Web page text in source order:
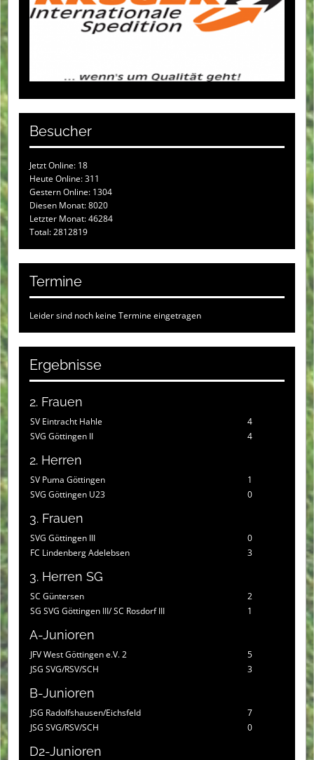
Besucher
Jetzt Online: 18
Heute Online: 311
Gestern Online: 1304
Diesen Monat: 8020
Letzter Monat: 46284
Total: 2812819
Termine
Leider sind noch keine Termine eingetragen
Ergebnisse
2. Frauen
SV Eintracht Hahle
4
SVG Göttingen II
4
2. Herren
SV Puma Göttingen
1
SVG Göttingen U23
0
3. Frauen
SVG Göttingen III
0
FC Lindenberg Adelebsen
3
3. Herren SG
SC Güntersen
2
SG SVG Göttingen III/ SC Rosdorf III
1
A-Junioren
JFV West Göttingen e.V. 2
5
JSG SVG/RSV/SCH
3
B-Junioren
JSG Radolfshausen/Eichsfeld
7
JSG SVG/RSV/SCH
0
D2-Junioren